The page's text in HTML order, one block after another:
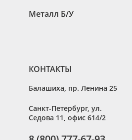
Металл Б/У
КОНТАКТЫ
Балашиха пр. Ленина 25
Санкт-Петербург, ул.
Седова 11, офис 614/2